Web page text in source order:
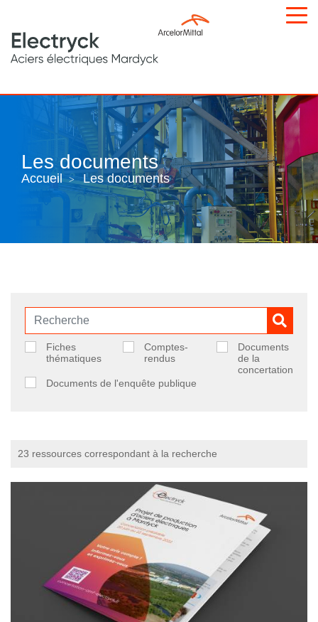
Les documents
Accueil Les documents
Fiches
thématiques
Comptes-
rendus
Documents
de la
concertation
Documents de l'enquête publique
23 ressources correspondant à la recherche